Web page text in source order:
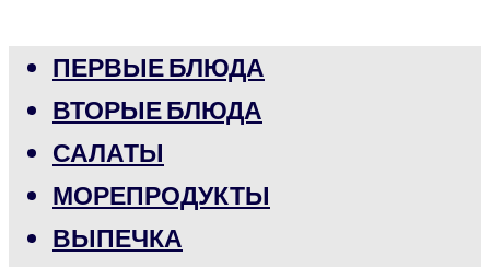
ПЕРВЫЕ БЛЮДА
ВТОРЫЕ БЛЮДА
САЛАТЫ
МОРЕПРОДУКТЫ
ВЫПЕЧКА